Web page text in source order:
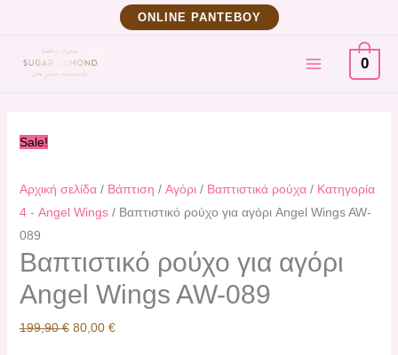
περιεχόμενο
ΟNLINE ΡΑΝΤΕΒΟΥ
MAIN
MENU
0
Sale!
Αρχική σελίδα/ Βάπτιση / Αγόρι/ Βαπτιστικά ρούχα/ Κατηγορία
4 - Angel Wings/ Βαπτιστικό ρούχο για αγόρι Angel Wings AW-
089
Βαπτιστικό ρούχο για αγόρι
Angel Wings AW-089
199,90€
was:
199,90 €.
80,00 €
Η
τρέχουσα
για
αγόρι
AW-
ποσότητα